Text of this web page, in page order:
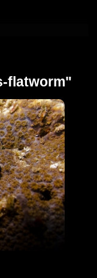
flatworm"